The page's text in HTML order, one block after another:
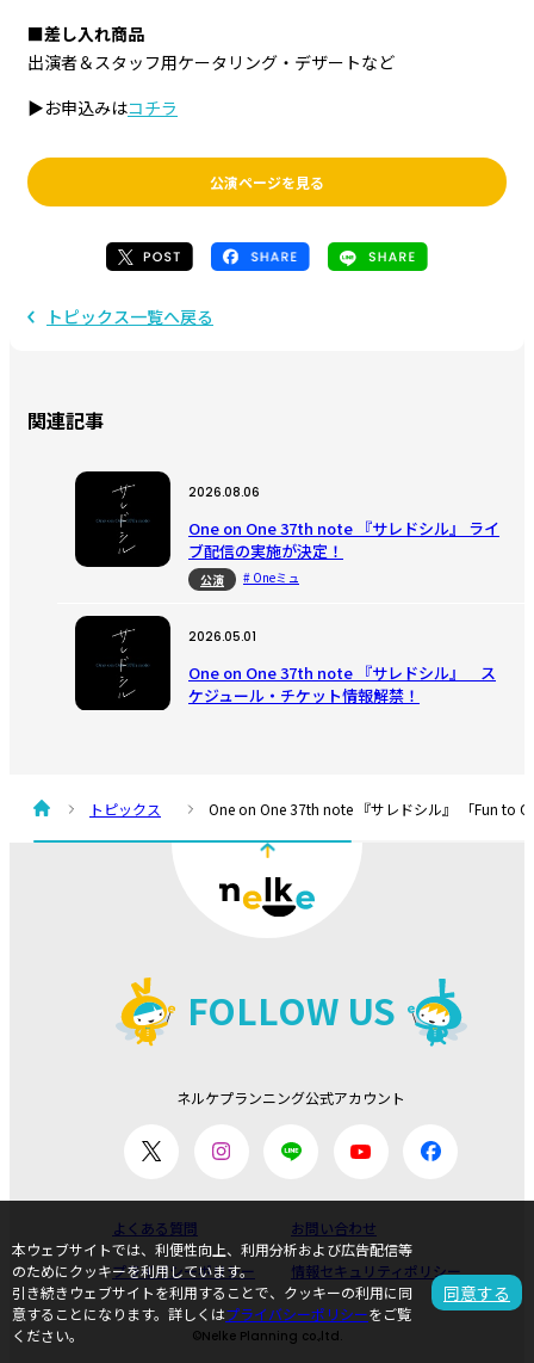
■差し入れ商品
出演者＆スタッフ用ケータリング・デザートなど
▶お申込みはコチラ
公演ページを見る
トピックス一覧へ戻る
関連記事
2026.08.06
One on One 37th note 『サレドシル』 ライ
ブ配信の実施が決定！
公演 # Oneミュ
2026.05.01
One on One 37th note 『サレドシル』 ス
ケジュール・チケット情報解禁！
One on One オリジナルミュージカル『サレ
ドシル』 2026年8月上演決定！
トピックス One on One 37th note 『サレドシル』 「Fun to
FOLLOW US
ネルケプランニング公式アカウント
よくある質問 お問い合わせ
プライバシーポリシー 情報セキュリティポリシー
©Nelke Planning co.,ltd.
本ウェブサイトでは、利便性向上、利用分析および広告配信等
のためにクッキーを利用しています。
引き続きウェブサイトを利用することで、クッキーの利用に同
意することになります。詳しくはプライバシーポリシーをご覧
ください。
同意する